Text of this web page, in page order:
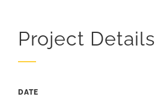
Project Details
DATE